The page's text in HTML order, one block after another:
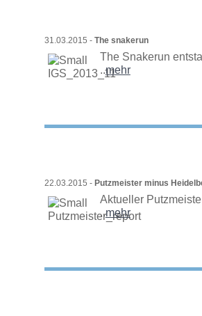
31.03.2015 - The snakerun
The Snakerun
..mehr
22.03.2015 - Putzmeister minus
Aktueller
..mehr